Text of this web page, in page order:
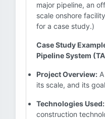
major pipeline, an
scale onshore
for a case study.)
Case Study
Pipeline System
Project Overview:
its scale, and its
Technologies Used:
construction